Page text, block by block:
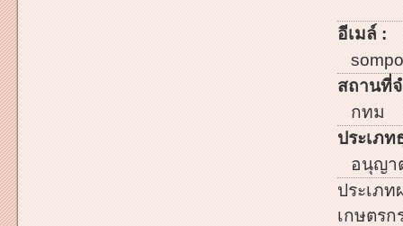
อีเมล์ :
สถานที่
กทม
ประเภท
อนุญา
ประเภท
เกษตรก